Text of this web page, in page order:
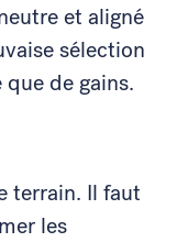
et aligné
sélection
de gains.
terrain. Il faut
les